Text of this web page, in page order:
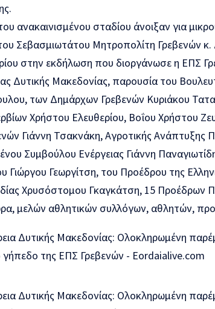
ανακαινισμένου σταδίου άνοιξαν για
Σεβασμιωτάτου Μητροπολίτη Γρεβενών
στην εκδήλωση που διοργάνωσε η ΕΠΣ
Δυτικής Μακεδονίας, παρουσία του
των Δημάρχων Γρεβενών Κυριάκου
Χρήστου Ελευθερίου, Βοΐου Χρήστου
Γιάννη Τσακνάκη, Αγροτικής Ανάπτυξης
Συμβούλου Ενέργειας Γιάννη
Γιώργου Γεωργίτση, του Προέδρου της
Χρυσόστομου Γκαγκάτση, 15 Προέδρων
μελών αθλητικών συλλόγων, αθλητών,